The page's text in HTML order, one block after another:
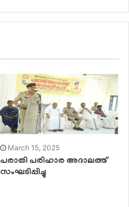
March 15, 2025
പരാതി പരിഹാര അദാലത്ത്
സംഘടിപ്പിച്ചു